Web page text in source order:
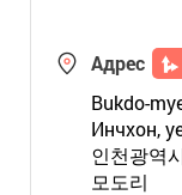
Адрес
Bukdo-
Инчхон,
인천광역
모도리